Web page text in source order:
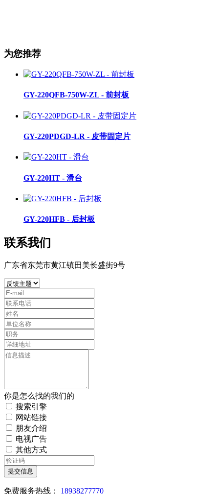
为您推荐
GY-220QFB-750W-ZL - 前封板
GY-220PDGD-LR - 皮带固定片
GY-220HT - 滑台
GY-220HFB - 后封板
联系我们
广东省东莞市黄江镇田美长盛街9号
你是怎么找的我们的
搜索引擎
网站链接
朋友介绍
电视广告
其他方式
提交信息
免费服务热线： 18938277770